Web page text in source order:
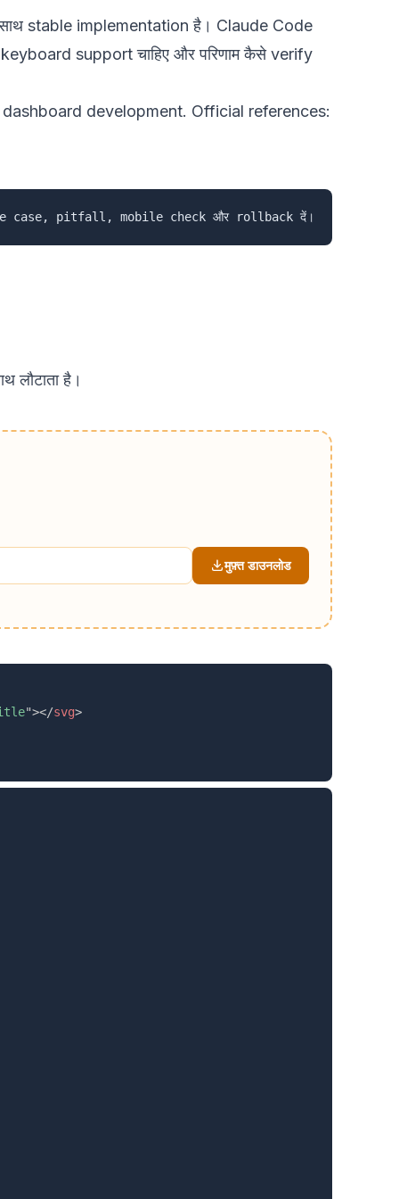
stable implementation है। Claude Code
keyboard support चाहिए और परिणाम कैसे verify
development. Official references:
है।
मुफ़्त डाउनलोड
"></svg>